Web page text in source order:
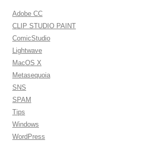
Adobe CC
CLIP STUDIO PAINT
ComicStudio
Lightwave
MacOS X
Metasequoia
SNS
SPAM
Tips
Windows
WordPress